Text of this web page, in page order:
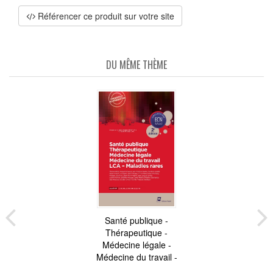
Référencer ce produit sur votre site
DU MÊME THÈME
Santé publique -
Thérapeutique -
Médecine légale -
Médecine du travail -